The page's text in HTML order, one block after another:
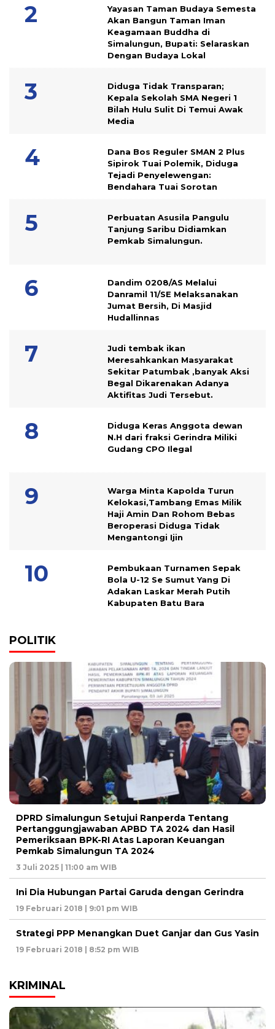
Yayasan Taman Budaya Semesta
Akan Bangun Taman Iman
Keagamaan Buddha di
Simalungun, Bupati: Selaraskan
Dengan Budaya Lokal
Diduga Tidak Transparan;
Kepala Sekolah SMA Negeri 1
Bilah Hulu Sulit Di Temui Awak
Media
Dana Bos Reguler SMAN 2 Plus
Sipirok Tuai Polemik, Diduga
Tejadi Penyelewengan:
Bendahara Tuai Sorotan
Perbuatan Asusila Pangulu
Tanjung Saribu Didiamkan
Pemkab Simalungun.
Dandim 0208/AS Melalui
Danramil 11/SE Melaksanakan
Jumat Bersih, Di Masjid
Hudallinnas
Judi tembak ikan
Meresahkankan Masyarakat
Sekitar Patumbak ,banyak Aksi
Begal Dikarenakan Adanya
Aktifitas Judi Tersebut.
Diduga Keras Anggota dewan
N.H dari fraksi Gerindra Miliki
Gudang CPO Ilegal
Warga Minta Kapolda Turun
Kelokasi,Tambang Emas Milik
Haji Amin Dan Rohom Bebas
Beroperasi Diduga Tidak
Mengantongi Ijin
Pembukaan Turnamen Sepak
Bola U-12 Se Sumut Yang Di
Adakan Laskar Merah Putih
Kabupaten Batu Bara
POLITIK
DPRD Simalungun Setujui Ranperda Tentang
Pertanggungjawaban APBD TA 2024 dan Hasil
Pemeriksaan BPK-RI Atas Laporan Keuangan
Pemkab Simalungun TA 2024
3 Juli 2025 | 11:00 am WIB
Ini Dia Hubungan Partai Garuda dengan Gerindra
19 Februari 2018 | 9:01 pm WIB
Strategi PPP Menangkan Duet Ganjar dan Gus Yasin
19 Februari 2018 | 8:52 pm WIB
KRIMINAL